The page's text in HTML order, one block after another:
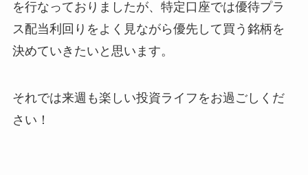
を行なっておりましたが、特定口座では優待プラ
ス配当利回りをよく見ながら優先して買う銘柄を
決めていきたいと思います。
それでは来週も楽しい投資ライフをお過ごしくだ
さい！